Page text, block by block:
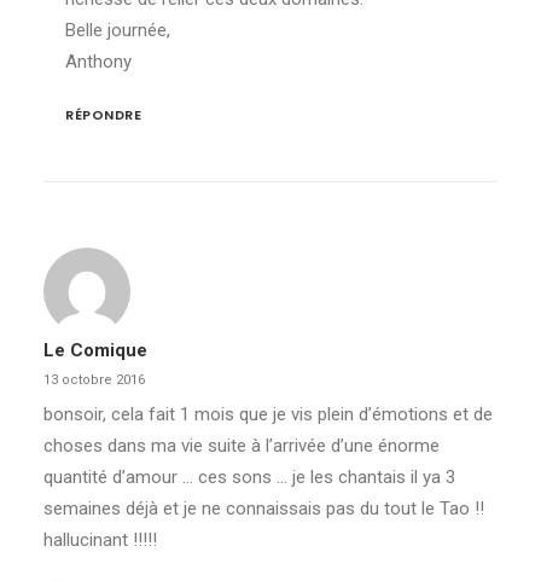
Belle journée,
Anthony
RÉPONDRE
Le Comique
13 octobre 2016
bonsoir, cela fait 1 mois que je vis plein d’émotions et de
choses dans ma vie suite à l’arrivée d’une énorme
quantité d’amour … ces sons … je les chantais il ya 3
semaines déjà et je ne connaissais pas du tout le Tao !!
hallucinant !!!!!